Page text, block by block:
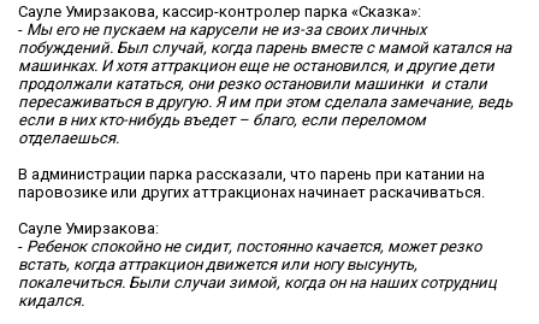
Сауле Умирзакова, кассир-контролер парка «Сказка»:
- Мы его не пускаем на карусели не из-за своих личных
побуждений. Был случай, когда парень вместе с мамой катался на
машинках. И хотя аттракцион еще не остановился, и другие дети
продолжали кататься, они резко остановили машинки и стали
пересаживаться в другую. Я им при этом сделала замечание, ведь
если в них кто-нибудь въедет – благо, если переломом
отделаешься.
В администрации парка рассказали, что парень при катании на
паровозике или других аттракционах начинает раскачиваться.
Сауле Умирзакова:
- Ребенок спокойно не сидит, постоянно качается, может резко
встать, когда аттракцион движется или ногу высунуть,
покалечиться. Были случаи зимой, когда он на наших сотрудниц
кидался.